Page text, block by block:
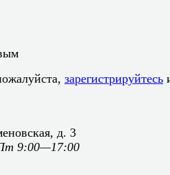
зарегистрируйтесь
д. 3
9:00—17:00